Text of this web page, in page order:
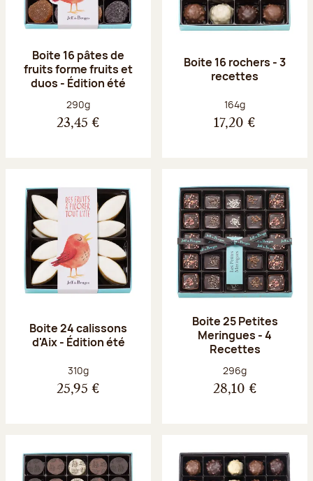
Boite 16 pâtes de
fruits forme fruits et
duos - Édition été
Poids net :
290g
23,45 €
Boite 16 rochers - 3
recettes
Poids net :
164g
17,20 €
Boite 24 calissons
d'Aix - Édition été
Poids net :
310g
25,95 €
Boite 25 Petites
Meringues - 4
Recettes
Poids net :
296g
28,10 €